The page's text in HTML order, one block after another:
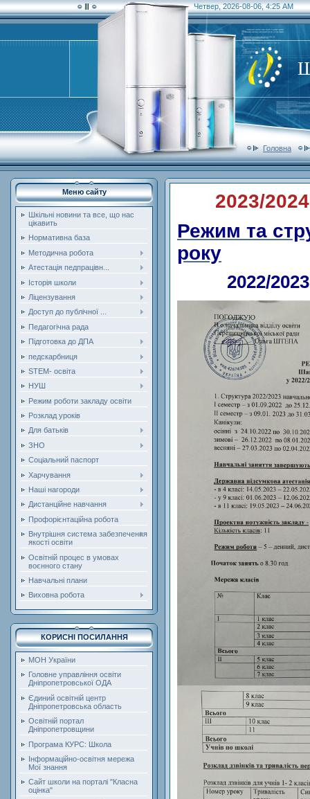
Четвер, 2026-08-06, 4:25 AM
Головна
Меню сайту
Шкільні новини та все, що нас
цікавить
Нормативна база
Методична робота
Атестація педпрацівн...
Історія школи
Ліцензування
Доступ до публічної ...
Педагогічна рада
Підготовка до ДПА
педскарбниця
STEM- освіта
НУШ
Режим роботи закладу освіти
Розклад уроків
Для батьків
ЗНО
Соціальний паспорт
Харчування
Наші нагороди
Дистанційне навчання
Профорієнтаційна робота
Внутрішня система забезпечення
якості освіти
Освітній процес в умовах
воєнного стану
Навчальні плани
Виховна робота
КОРИСНІ ПОСИЛАННЯ
МОН України
Головне управління освіти
Дніпропетровської ОДА
Єдиний освітній центр
Дніпропетровська область
Освітній портал
Дніпропетровщини
Програма КУРС: Школа
Інформаційно-освітня мережа
Мої знання
Сайт школи на порталі "Класна
оцінка"
2023/
Режим та
року
2022/